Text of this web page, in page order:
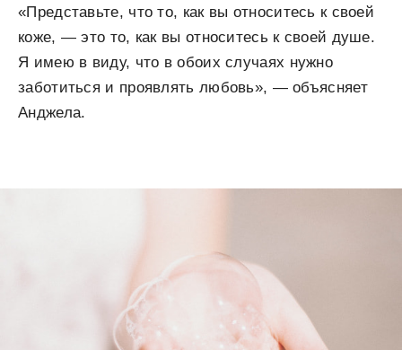
«Представьте, что то, как вы относитесь к своей
коже, — это то, как вы относитесь к своей душе.
Я имею в виду, что в обоих случаях нужно
заботиться и проявлять любовь», — объясняет
Анджела.